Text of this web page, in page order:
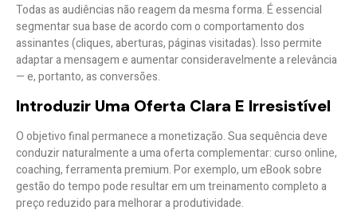
Todas as audiências não reagem da mesma forma. É essencial
segmentar sua basede acordo com o comportamento dos
assinantes (cliques, aberturas, páginas visitadas). Isso permite
adaptar a mensagem e aumentar consideravelmente a relevância
— e, portanto, as conversões.
Introduzir Uma Oferta Clara E Irresistível
O objetivo final permanece a monetização. Sua sequência deve
conduzir naturalmente a umaoferta complementar: curso online,
coaching, ferramenta premium. Por exemplo, um eBook sobre
gestão do tempo pode resultar em um treinamento completo a
preço reduzido para melhorar a produtividade.